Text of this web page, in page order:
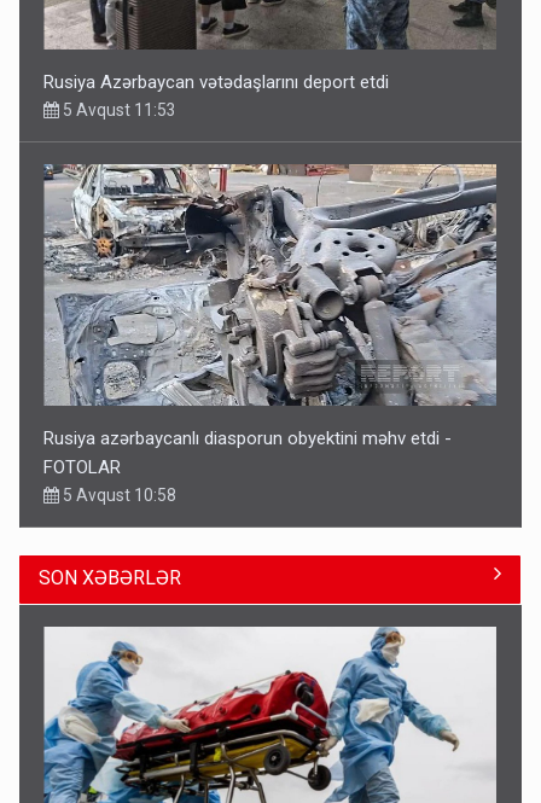
Rusiya Azərbaycan vətədaşlarını deport etdi
5 Avqust 11:53
Rusiya azərbaycanlı diasporun obyektini məhv etdi -
FOTOLAR
5 Avqust 10:58
SON XƏBƏRLƏR